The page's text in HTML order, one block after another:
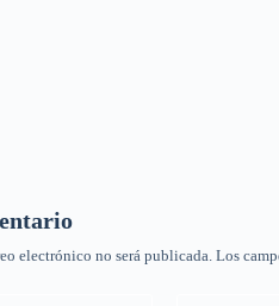
electrónico no será publicada. Los